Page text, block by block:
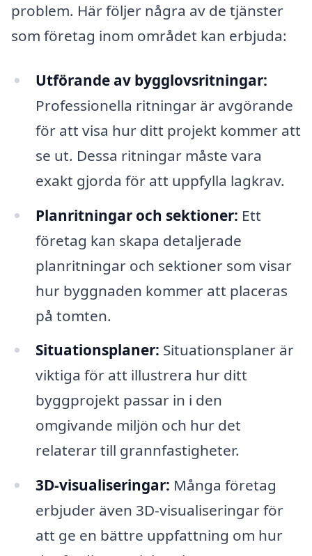
problem. Här följer några av de tjänster
som företag inom området kan erbjuda:
Utförande av bygglovsritningar:
Professionella ritningar är avgörande
för att visa hur ditt projekt kommer att
se ut. Dessa ritningar måste vara
exakt gjorda för att uppfylla lagkrav.
Planritningar och sektioner: Ett
företag kan skapa detaljerade
planritningar och sektioner som visar
hur byggnaden kommer att placeras
på tomten.
Situationsplaner: Situationsplaner är
viktiga för att illustrera hur ditt
byggprojekt passar in i den
omgivande miljön och hur det
relaterar till grannfastigheter.
3D-visualiseringar: Många företag
erbjuder även 3D-visualiseringar för
att ge en bättre uppfattning om hur